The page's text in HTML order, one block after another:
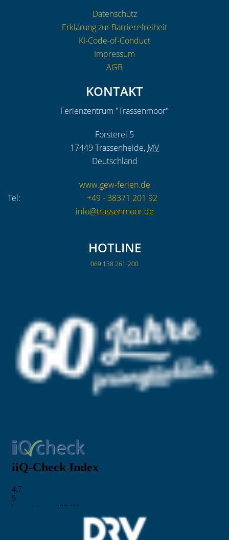
Datenschutz
Erklärung zur Barrierefreiheit
KI-Code-of-Conduct
Impressum
AGB
KONTAKT
Ferienzentrum "Trassenmoor"
Försterei 5
17449 Trassenheide, MV
Deutschland
www.gew-ferien.de
Tel:
+49 - 38371 201 92
info@trassenmoor.de
HOTLINE
069 138 261-200